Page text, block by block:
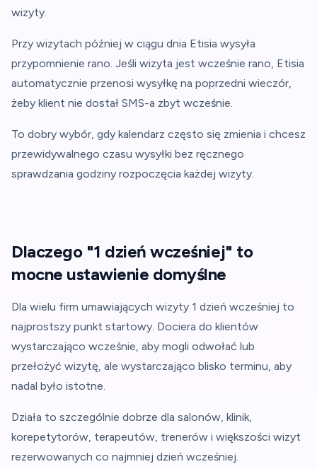
wizyty.
Przy wizytach później w ciągu dnia Etisia wysyła
przypomnienie rano. Jeśli wizyta jest wcześnie rano, Etisia
automatycznie przenosi wysyłkę na poprzedni wieczór,
żeby klient nie dostał SMS-a zbyt wcześnie.
To dobry wybór, gdy kalendarz często się zmienia i chcesz
przewidywalnego czasu wysyłki bez ręcznego
sprawdzania godziny rozpoczęcia każdej wizyty.
Dlaczego "1 dzień wcześniej" to
mocne ustawienie domyślne
Dla wielu firm umawiających wizyty 1 dzień wcześniej to
najprostszy punkt startowy. Dociera do klientów
wystarczająco wcześnie, aby mogli odwołać lub
przełożyć wizytę, ale wystarczająco blisko terminu, aby
nadal było istotne.
Działa to szczególnie dobrze dla salonów, klinik,
korepetytorów, terapeutów, trenerów i większości wizyt
rezerwowanych co najmniej dzień wcześniej.